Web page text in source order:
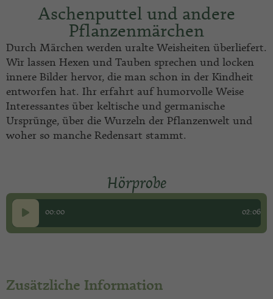
Aschenputtel und andere
Pflanzenmärchen
Durch Märchen werden uralte Weisheiten überliefert.
Wir lassen Hexen und Tauben sprechen und locken
innere Bilder hervor, die man schon in der Kindheit
entworfen hat. Ihr erfahrt auf humorvolle Weise
Interessantes über keltische und germanische
Ursprünge, über die Wurzeln der Pflanzenwelt und
woher so manche Redensart stammt.
Hörprobe
Audio-
Player
00:00 02:06
Zusätzliche Information